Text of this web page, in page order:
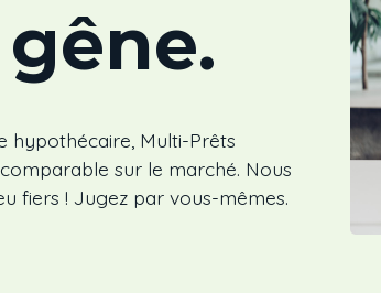
hypothécaire, Multi-Prêts
sur le marché. Nous
fiers ! Jugez par vous-mêmes.